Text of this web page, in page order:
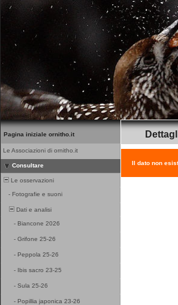
Pagina iniziale ornitho.it
Le Associazioni di ornitho.it
Consultare
Le osservazioni
- Fotografie e suoni
Dati e analisi
- Biancone 2026
- Grifone 25-26
- Peppola 25-26
- Ibis sacro 23-25
- Sula 25-26
- Popillia japonica 23-26
Il dato non